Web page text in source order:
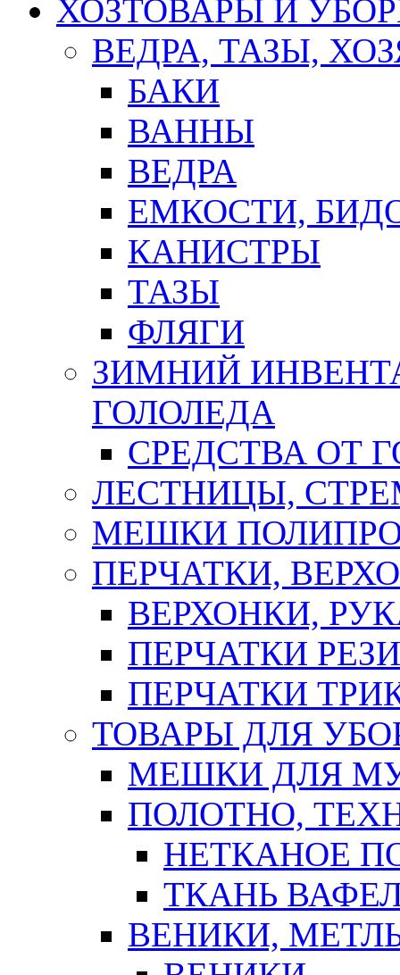
ХОЗТОВАРЫ И
ВЕДРА, ТАЗЫ,
БАКИ
ВАННЫ
ВЕДРА
ЕМКОСТИ,
КАНИСТРЫ
ТАЗЫ
ФЛЯГИ
ЗИМНИЙ
ГОЛОЛЕДА
СРЕДСТВА ОТ
ЛЕСТНИЦЫ,
МЕШКИ
ПЕРЧАТКИ,
ВЕРХОНКИ,
ПЕРЧАТКИ
ПЕРЧАТКИ
ТОВАРЫ ДЛЯ
МЕШКИ ДЛЯ
ПОЛОТНО,
НЕТКАНОЕ
ТКАНЬ
ВЕНИКИ,